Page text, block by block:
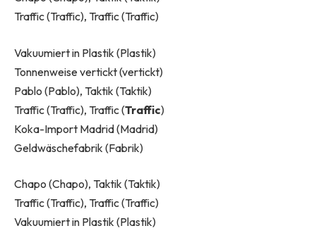
Traffic (Traffic), Traffic (Traffic)
Vakuumiert in Plastik (Plastik)
Tonnenweise vertickt (vertickt)
Pablo (Pablo), Taktik (Taktik)
Traffic (Traffic), Traffic (Traffic)
Koka-Import Madrid (Madrid)
Geldwäschefabrik (Fabrik)
Chapo (Chapo), Taktik (Taktik)
Traffic (Traffic), Traffic (Traffic)
Vakuumiert in Plastik (Plastik)